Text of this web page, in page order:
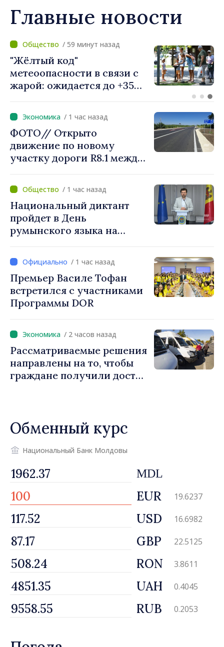
процесс. Благодарим
местных избранников за
первое место интересы
людей и развитие»
Главные новости
/ 22 минут назад
Проекты помощи в
интересах жителей по
обеим берегам Днестра
постоянным
представителем ПРООН в
Республике Молдова
Даниелой Гаспариковой
/ 1 час назад
ФОТО// Открыто
движение по новому
участку дороги R8.1 между
/ 1 час назад
Национальный диктант
пройдет в День
румынского языка на
национального собрания
/ 1 час назад
Премьер Василе Тофан
встретился с участниками
Программы DOR
/ 2 часов назад
Рассматриваемые решения
направлены на то, чтобы
граждане получили доступ
автоперевозчикам
Обменный курс
Национальный Банк Молдовы
MDL
EUR 19.6237
USD 16.6982
GBP 22.5125
RON 3.8611
UAH 0.4045
RUB 0.2053